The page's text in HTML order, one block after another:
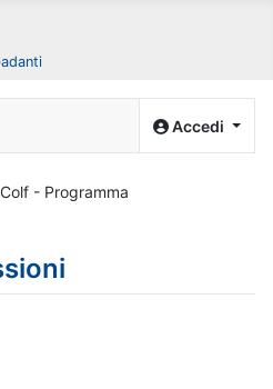
Accedi
- Programma